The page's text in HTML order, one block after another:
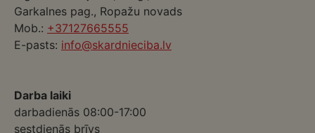
Garkalnes pag., Ropažu novads
Mob.: +37127665555
E-pasts: info@skardnieciba.lv
Darba laiki
darbadienās 08:00-17:00
sestdienās brīvs